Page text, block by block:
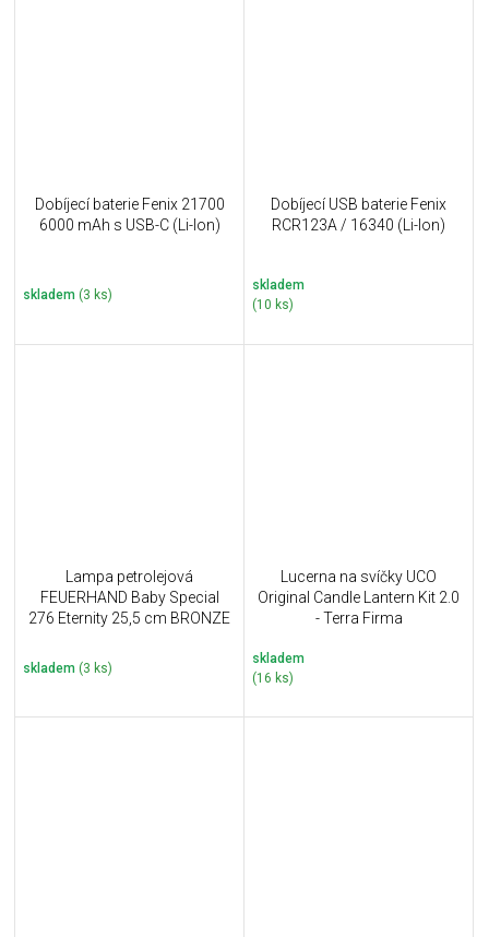
Dobíjecí baterie Fenix 21700
6000 mAh s USB-C (Li-Ion)
skladem (3 ks)
Dobíjecí USB baterie Fenix
RCR123A / 16340 (Li-Ion)
skladem
(10 ks)
Lampa petrolejová
FEUERHAND Baby Special
276 Eternity 25,5 cm BRONZE
skladem (3 ks)
Lucerna na svíčky UCO
Original Candle Lantern Kit 2.0
- Terra Firma
skladem
(16 ks)